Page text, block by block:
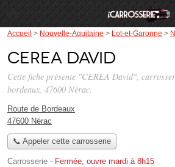
Accueil > Nouvelle-Aquitaine > Lot-et-Garonne >
CEREA David
Cette fiche présente "CEREA David",
bordeaux, 47600 Nérac.
Route de Bordeaux
47600 Nérac
📞 Appeler cette carrosserie
Carrosserie - Fermée, ouvre mardi à 8h15